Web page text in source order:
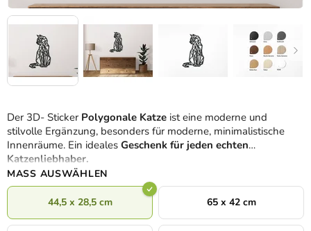
Der 3D- Sticker Polygonale Katze ist eine moderne und
stilvolle Ergänzung, besonders für moderne, minimalistische
Innenräume. Ein ideales Geschenk für jeden echten
Katzenliebhaber.
MASS AUSWÄHLEN
44,5 x 28,5 cm 65 x 42 cm